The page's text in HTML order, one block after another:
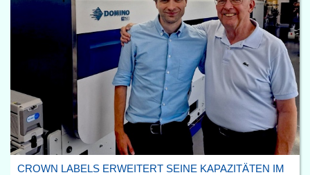
CROWN LABELS ERWEITERT SEINE KAPAZITÄTEN IM